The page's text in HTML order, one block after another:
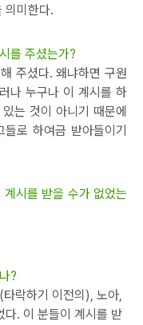
의미한다.
를 주셨는가?
주셨다. 왜냐하면 구원
나 누구나 이 계시를 하
는 것이 아니기 때문에
로 하여금 받아들이기
시를 받을 수가 없었는
?
락하기 이전의), 노아,
다. 이 분들이 계시를 받